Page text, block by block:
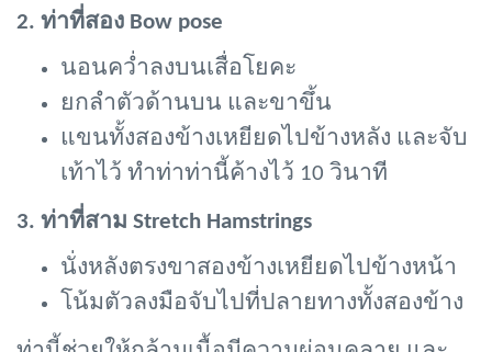
2. ท่าที่สอง Bow pose
นอนคว่ำลงบนเสื่อโยคะ
ยกลำตัวด้านบน และขาขึ้น
แขนทั้งสองข้างเหยียดไปข้างหลัง และจับ
เท้าไว้ ทำท่าท่านี้ค้างไว้ 10 วินาที
3. ท่าที่สาม Stretch Hamstrings
นั่งหลังตรงขาสองข้างเหยียดไปข้างหน้า
โน้มตัวลงมือจับไปที่ปลายทางทั้งสองข้าง